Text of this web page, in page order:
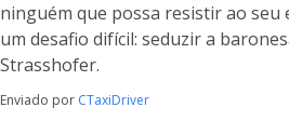
ninguém que possa resistir ao seu
um desafio difícil: seduzir a
Strasshofer.
Enviado por CTaxiDriver